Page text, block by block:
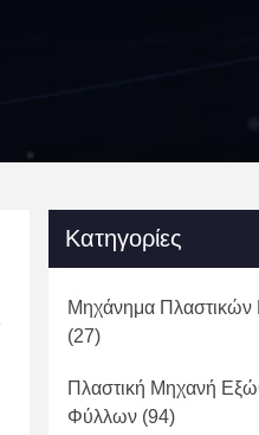
Κατηγορίες
Μηχάνημα
(27)
Πλαστική Μηχανή
Φύλλων (94)